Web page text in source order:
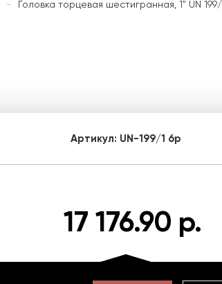
Головка торцевая шестигранная, 1" UN
Артикул: UN-199/1 6p
17 176.90 р.